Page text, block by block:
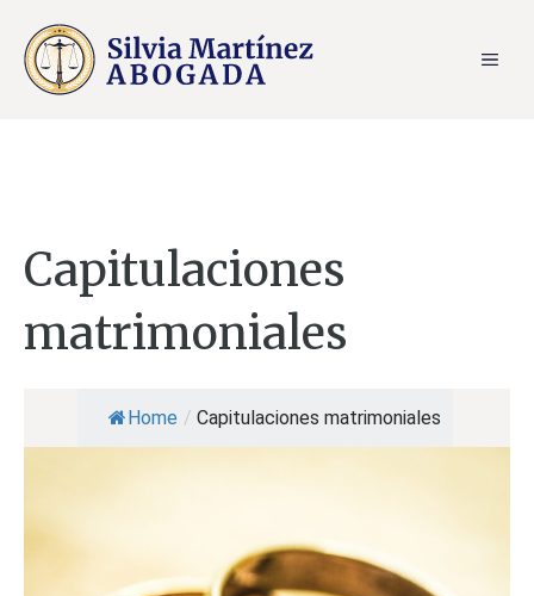
contenido
Capitulaciones
matrimoniales
Home / Capitulaciones matrimoniales